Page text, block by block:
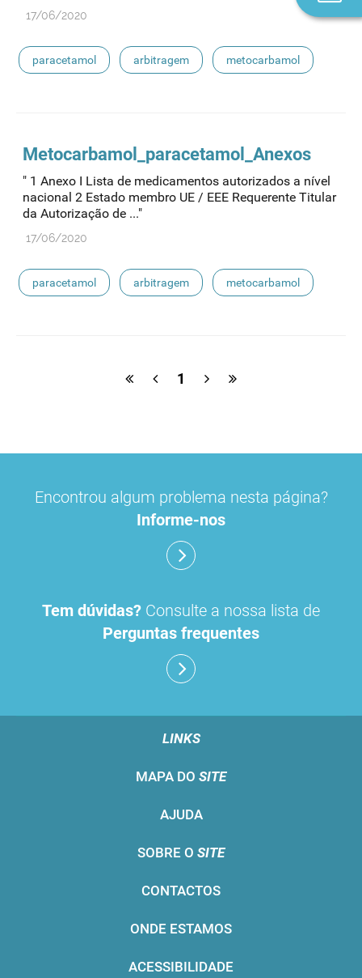
17/06/2020
paracetamol arbitragem metocarbamol
Metocarbamol _paracetamol_Anexos
" 1 Anexo I Lista de medicamentos autorizados a nível
nacional 2 Estado membro UE / EEE Requerente Titular
da Autorização de ..."
17/06/2020
paracetamol arbitragem metocarbamol
1
Encontrou algum problema nesta página?
Informe-nos
Tem dúvidas? Consulte a nossa lista de
Perguntas frequentes
LINKS
MAPA DO SITE
AJUDA
SOBRE O SITE
CONTACTOS
ONDE ESTAMOS
ACESSIBILIDADE